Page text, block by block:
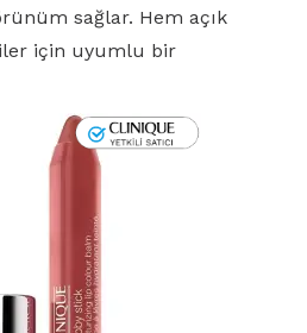
sağlar. Hem açık
için uyumlu bir